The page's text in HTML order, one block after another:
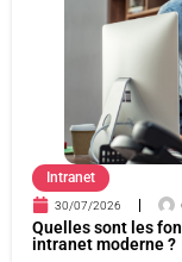
Intranet
30/07/2026
Quelles sont les
intranet moderne ?